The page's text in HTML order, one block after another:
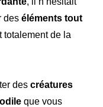
des éléments tout
totalement de la
des créatures
que vous